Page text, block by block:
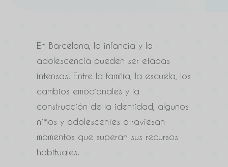
En Barcelona, la infancia y la
adolescencia pueden ser etapas
intensas. Entre la familia, la escuela, los
cambios emocionales y la
construcción de la identidad, algunos
niños y adolescentes atraviesan
momentos que superan sus recursos
habituales.